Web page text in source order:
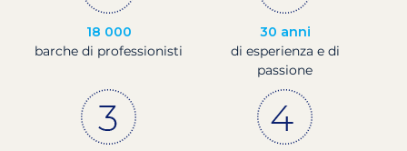
18 000
barche di professionisti
30 anni
di esperienza e di
passione